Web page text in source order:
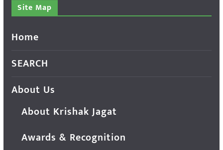
Site Map
Home
SEARCH
About Us
About Krishak Jagat
Awards & Recognition